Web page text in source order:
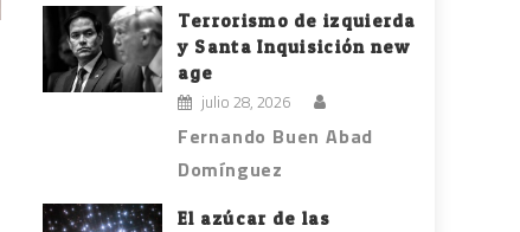
Terrorismo de izquierda
y Santa Inquisición new
age
julio 28, 2026
Fernando Buen Abad
Domínguez
El azúcar de las